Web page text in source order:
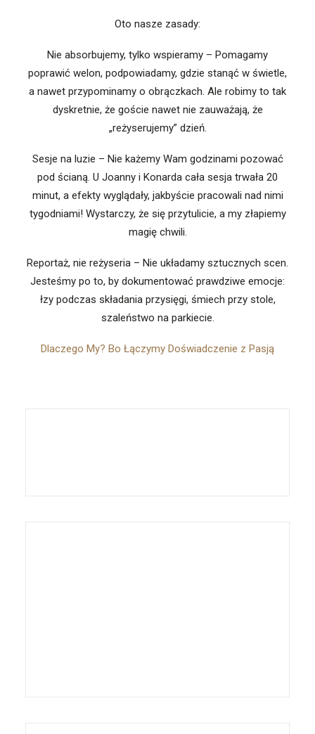
Oto nasze zasady:
Nie absorbujemy, tylko wspieramy – Pomagamy
poprawić welon, podpowiadamy, gdzie stanąć w świetle,
a nawet przypominamy o obrączkach. Ale robimy to tak
dyskretnie, że goście nawet nie zauważają, że
„reżyserujemy” dzień.
Sesje na luzie – Nie każemy Wam godzinami pozować
pod ścianą. U Joanny i Konarda cała sesja trwała 20
minut, a efekty wyglądały, jakbyście pracowali nad nimi
tygodniami! Wystarczy, że się przytulicie, a my złapiemy
magię chwili.
Reportaż, nie reżyseria – Nie układamy sztucznych scen.
Jesteśmy po to, by dokumentować prawdziwe emocje:
łzy podczas składania przysięgi, śmiech przy stole,
szaleństwo na parkiecie.
Dlaczego My? Bo Łączymy Doświadczenie z Pasją